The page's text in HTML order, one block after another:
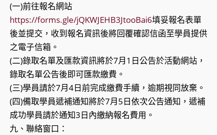
(一)前往報名網站
https://forms.gle/jQKWJEHB3JtooBai6填妥報名表單
後並提交，收到報名資訊後將回覆確認信函至學員提供
之電子信箱。
(二)錄取名單及匯款資訊將於7月1日公告於活動網站，
錄取名單公告後即可匯款繳費。
(三)學員請於7月4日前完成繳費手續，逾期視同放棄。
(四)備取學員遞補通知將於7月5日依次公告通知，遞補
成功學員請於通知3日內繳納報名費用。
九、聯絡窗口：